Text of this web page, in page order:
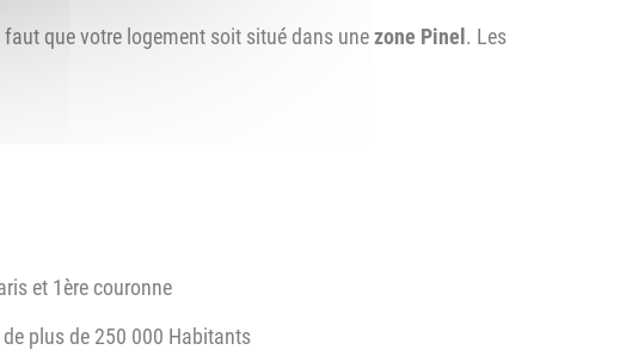
que votre logement soit situé dans unezone Pinel . Les
et 1ère couronne
de plus de 250 000 Habitants